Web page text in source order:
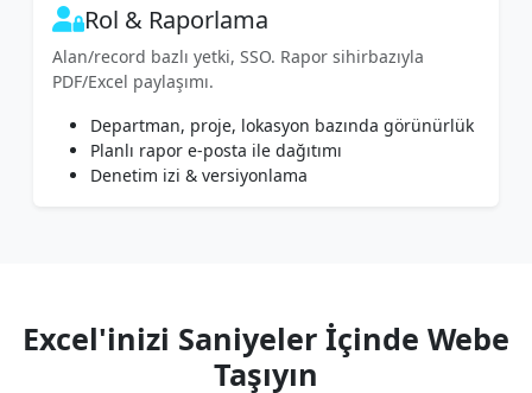
Rol & Raporlama
Alan/record bazlı yetki, SSO. Rapor sihirbazıyla
PDF/Excel paylaşımı.
Departman, proje, lokasyon bazında görünürlük
Planlı rapor e-posta ile dağıtımı
Denetim izi & versiyonlama
Excel'inizi Saniyeler İçinde Webe
Taşıyın